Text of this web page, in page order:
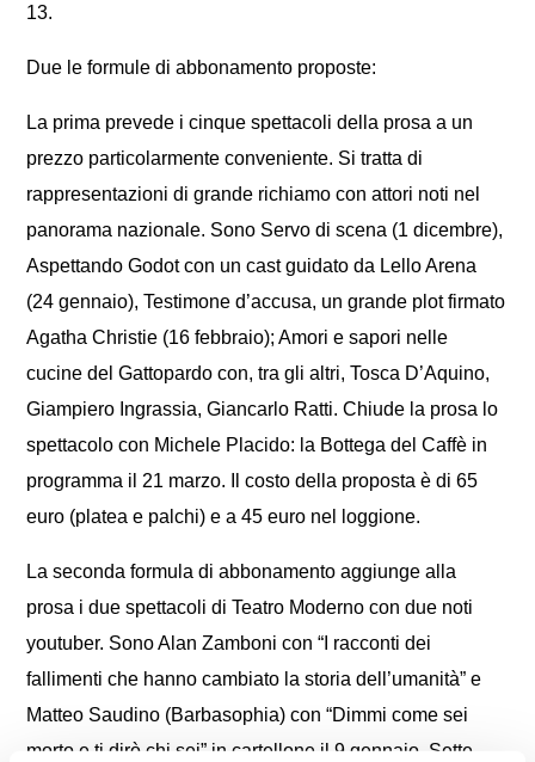
13.
Due le formule di abbonamento proposte:
La prima prevede i cinque spettacoli della prosa a un
prezzo particolarmente conveniente. Si tratta di
rappresentazioni di grande richiamo con attori noti nel
panorama nazionale. Sono Servo di scena (1 dicembre),
Aspettando Godot con un cast guidato da Lello Arena
(24 gennaio), Testimone d’accusa, un grande plot firmato
Agatha Christie (16 febbraio); Amori e sapori nelle
cucine del Gattopardo con, tra gli altri, Tosca D’Aquino,
Giampiero Ingrassia, Giancarlo Ratti. Chiude la prosa lo
spettacolo con Michele Placido: la Bottega del Caffè in
programma il 21 marzo. Il costo della proposta è di 65
euro (platea e palchi) e a 45 euro nel loggione.
La seconda formula di abbonamento aggiunge alla
prosa i due spettacoli di Teatro Moderno con due noti
youtuber. Sono Alan Zamboni con “I racconti dei
fallimenti che hanno cambiato la storia dell’umanità” e
Matteo Saudino (Barbasophia) con “Dimmi come sei
morto e ti dirò chi sei” in cartellone il 9 gennaio. Sette